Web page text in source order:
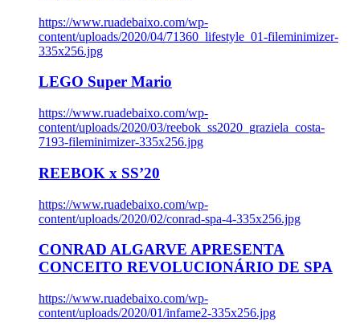
https://www.ruadebaixo.com/wp-
content/uploads/2020/04/71360_lifestyle_01-fileminimizer-
335x256.jpg
LEGO Super Mario
https://www.ruadebaixo.com/wp-
content/uploads/2020/03/reebok_ss2020_graziela_costa-
7193-fileminimizer-335x256.jpg
REEBOK x SS’20
https://www.ruadebaixo.com/wp-
content/uploads/2020/02/conrad-spa-4-335x256.jpg
CONRAD ALGARVE APRESENTA
CONCEITO REVOLUCIONÁRIO DE SPA
https://www.ruadebaixo.com/wp-
content/uploads/2020/01/infame2-335x256.jpg